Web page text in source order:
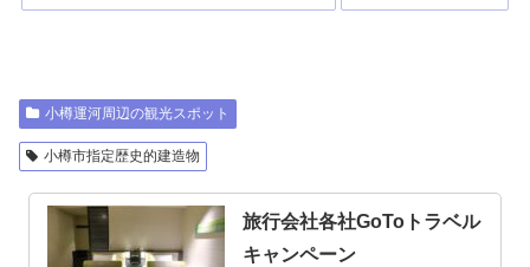
小樽運河周辺の観光スポット
小樽市指定歴史的建造物
旅行会社各社GoToトラベル
キャンペーン